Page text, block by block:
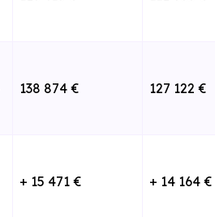
138 874 € 127 122 €
+ 15 471 € + 14 164 €